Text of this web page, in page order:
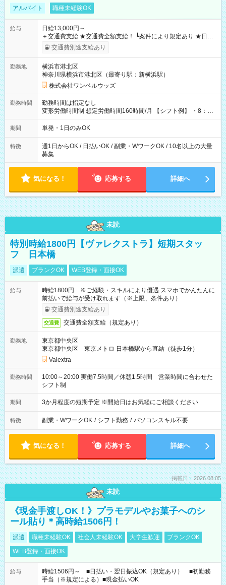
アルバイト 職種未経験OK
給与
日給13,000円～
＋交通費支給 ★交通費全額支給！ ┗案件により規定あり ★日払
いOK！（規定あり） ┗働いたその日に現金GET♪ お仕事後はコ
ンビニATMから 日払い分を引き落とせます！ 【試用期間】試
交通費別途支給あり
勤務地
横浜市港北区
神奈川県横浜市港北区（最寄り駅：新横浜駅）
株式会社ワンベルウッズ
勤務時間
勤務時間は指定なし
変形労働時間制 想定労働時間160時間/月 【シフト例】 ・8：00
～21：00
期間 単発・1日のみOK
特徴
週1日からOK / 日払いOK / 副業・WワークOK / 10名以上の大量
募集
気になる！ 応募する 詳細へ
未読
特別時給1800円【ヴァレクストラ】短期スタッ
フ 日本橋
派遣 ブランクOK WEB登録・面接OK
給与
時給1800円 ※ご経験・スキルにより優遇 スマホでかんたんに
前払いで給与が受け取れます（※上限、条件あり）
交通費別途支給あり
交通費 交通費全額支給（規定あり）
勤務地
東京都中央区
東京都中央区 東京メトロ 日本橋駅から直結（徒歩1分）
Valextra
勤務時間
10:00～20:00 実働7.5時間／休憩1.5時間 営業時間に合わせた
シフト制
期間 3か月程度の短期予定 ※開始日はお気軽にご相談ください
特徴 副業・WワークOK / シフト勤務 / パソコンスキル不要
気になる！ 応募する 詳細へ
掲載日：2026.08.05
未読
《現金手渡しOK！》プラモデルやお菓子へのシ
ール貼り＊高時給1506円！
派遣 職種未経験OK 社会人未経験OK 大学生歓迎
ブランクOK
WEB登録・面接OK
給与
時給1506円～ ■日払い・翌日振込OK（規定あり） ■初勤務
手当（※規定による）■現金払いOK